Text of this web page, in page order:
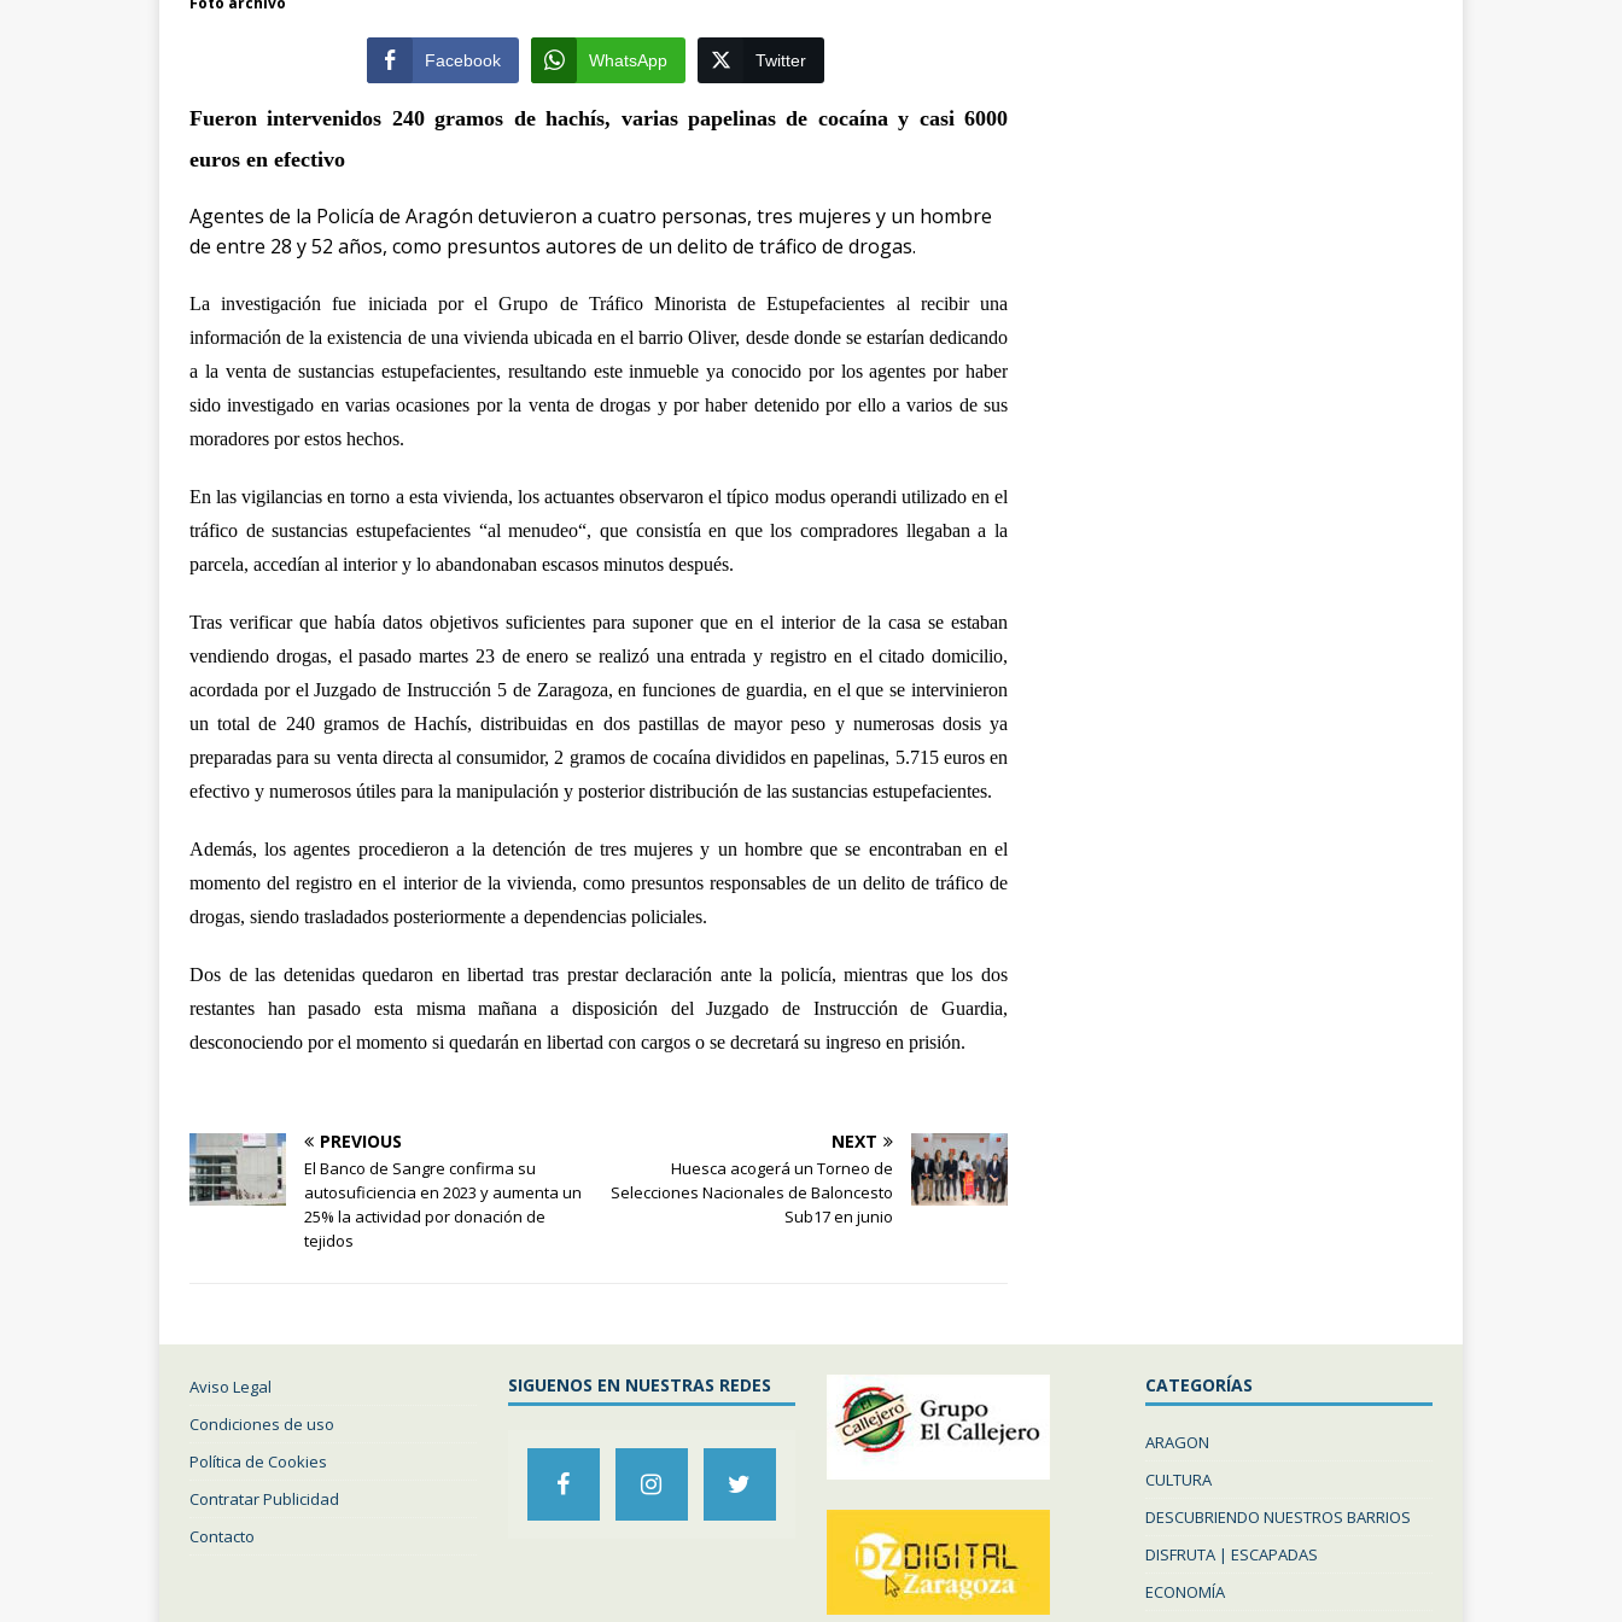
Facebook WhatsApp Twitter
Fueron intervenidos 240 gramos de hachís, varias papelinas de cocaína y casi 6000
euros en efectivo
Agentes de la Policía de Aragón detuvieron a cuatro personas, tres mujeres y un hombre
de entre 28 y 52 años, como presuntos autores de un delito de tráfico de drogas.
La investigación fue iniciada por el Grupo de Tráfico Minorista de Estupefacientes al recibir una
información de la existencia de una vivienda ubicada en el barrio Oliver, desde donde se estarían dedicando
a la venta de sustancias estupefacientes, resultando este inmueble ya conocido por los agentes por haber
sido investigado en varias ocasiones por la venta de drogas y por haber detenido por ello a varios de sus
moradores por estos hechos.
En las vigilancias en torno a esta vivienda, los actuantes observaron el típico modus operandi utilizado en el
tráfico de sustancias estupefacientes “al menudeo“, que consistía en que los compradores llegaban a la
parcela, accedían al interior y lo abandonaban escasos minutos después.
Tras verificar que había datos objetivos suficientes para suponer que en el interior de la casa se estaban
vendiendo drogas, el pasado martes 23 de enero se realizó una entrada y registro en el citado domicilio,
acordada por el Juzgado de Instrucción 5 de Zaragoza, en funciones de guardia, en el que se intervinieron
un total de 240 gramos de Hachís, distribuidas en dos pastillas de mayor peso y numerosas dosis ya
preparadas para su venta directa al consumidor, 2 gramos de cocaína divididos en papelinas, 5.715 euros en
efectivo y numerosos útiles para la manipulación y posterior distribución de las sustancias estupefacientes.
Además, los agentes procedieron a la detención de tres mujeres y un hombre que se encontraban en el
momento del registro en el interior de la vivienda, como presuntos responsables de un delito de tráfico de
drogas, siendo trasladados posteriormente a dependencias policiales.
Dos de las detenidas quedaron en libertad tras prestar declaración ante la policía, mientras que los dos
restantes han pasado esta misma mañana a disposición del Juzgado de Instrucción de Guardia,
desconociendo por el momento si quedarán en libertad con cargos o se decretará su ingreso en prisión.
PREVIOUS
El Banco de Sangre confirma su
autosuficiencia en 2023 y aumenta un
25% la actividad por donación de
tejidos
NEXT
Huesca acogerá un Torneo de
Selecciones Nacionales de Baloncesto
Sub17 en junio
Aviso Legal
Condiciones de uso
Política de Cookies
Contratar Publicidad
Contacto
SIGUENOS EN NUESTRAS REDES CATEGORÍAS
ARAGON
CULTURA
DESCUBRIENDO NUESTROS BARRIOS
DISFRUTA | ESCAPADAS
ECONOMÍA